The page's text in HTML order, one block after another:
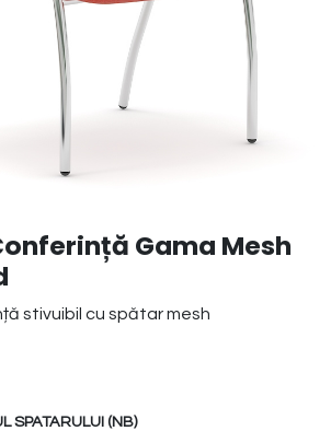
Gama Mesh
stivuibil cu spătar mesh
SPATARULUI (NB)